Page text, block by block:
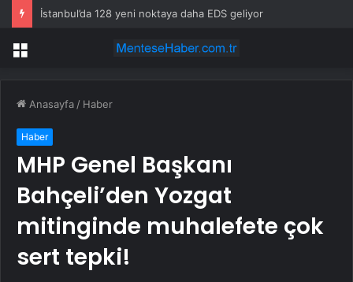
İstanbul’da 128 yeni noktaya daha EDS geliyor
Menü
Anasayfa / Haber
Haber
MHP Genel Başkanı
Bahçeli’den Yozgat
mitinginde muhalefete çok
sert tepki!